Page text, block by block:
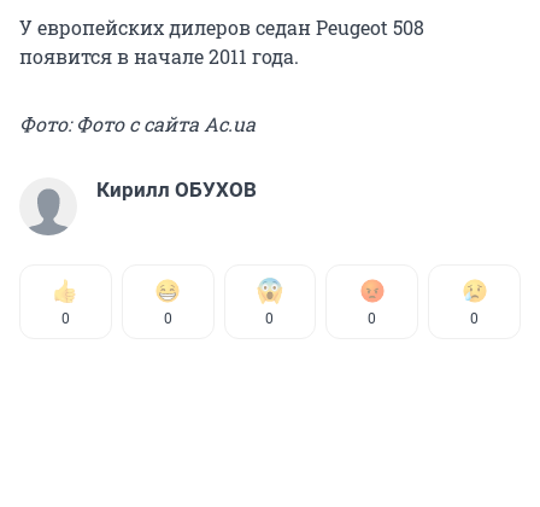
У европейских дилеров седан Peugeot 508
появится в начале 2011 года.
Фото: Фото с сайта Ac.ua
Кирилл ОБУХОВ
0 0 0 0 0